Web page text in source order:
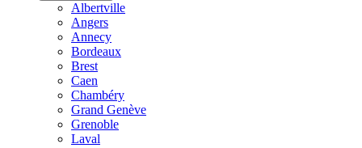
Albertville
Angers
Annecy
Bordeaux
Brest
Caen
Chambéry
Grand Genève
Grenoble
Laval